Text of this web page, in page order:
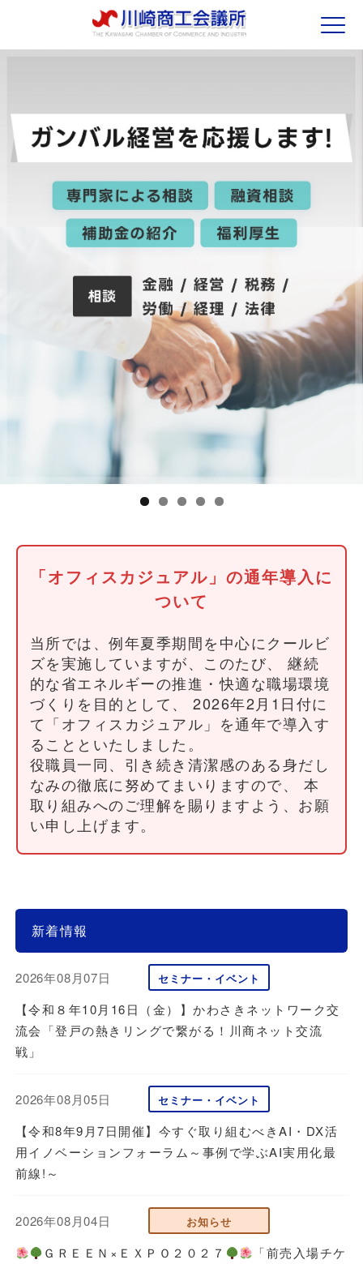
「オフィスカジュアル」の通年導入に
ついて
当所では、例年夏季期間を中心にクールビ
ズを実施していますが、このたび、 継続
的な省エネルギーの推進・快適な職場環境
づくりを目的として、 2026年2月1日付に
て「オフィスカジュアル」を通年で導入す
ることといたしました。
役職員一同、引き続き清潔感のある身だし
なみの徹底に努めてまいりますので、 本
取り組みへのご理解を賜りますよう、お願
い申し上げます。
新着情報
2026年08月07日 セミナー・イベント
【令和８年10月16日（金）】かわさきネットワーク交
流会「登戸の熱きリングで繋がる！川商ネット交流
戦」
2026年08月05日 セミナー・イベント
【令和8年9月7日開催】今すぐ取り組むべきAI・DX活
用イノベーションフォーラム～事例で学ぶAI実用化最
前線!～
2026年08月04日 お知らせ
ＧＲＥＥＮ×ＥＸＰＯ２０２７
「前売入場チケ